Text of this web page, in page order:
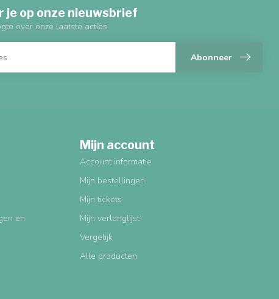
je op onze nieuwsbrief
over onze laatste acties
Abonneer
en
Mijn account
Account informatie
Mijn bestellingen
Mijn tickets
Mijn verlanglijst
Vergelijk
Alle producten